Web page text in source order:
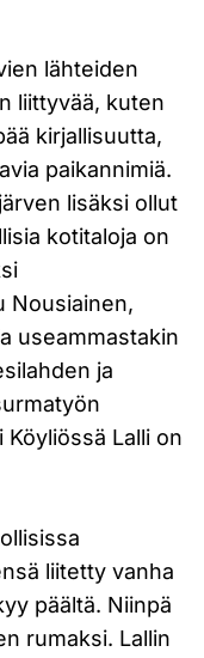
lähteiden
liittyvää, kuten
kirjallisuutta,
paikannimiä.
lisäksi ollut
kotitaloja on
Nousiainen,
useammastakin
ja
Lalli on
liitetty vanha
päältä. Niinpä
rumaksi. Lallin